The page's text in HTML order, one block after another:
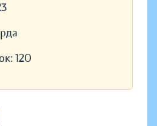
120